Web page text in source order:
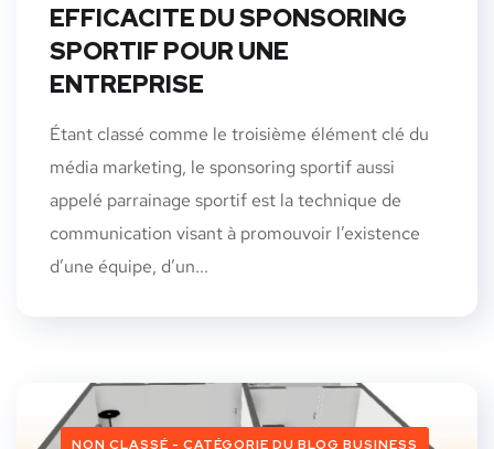
EFFICACITE DU SPONSORING
SPORTIF POUR UNE
ENTREPRISE
Étant classé comme le troisième élément clé du
média marketing, le sponsoring sportif aussi
appelé parrainage sportif est la technique de
communication visant à promouvoir l’existence
d’une équipe, d’un...
NON CLASSÉ - CATÉGORIE DU BLOG BUSINESS